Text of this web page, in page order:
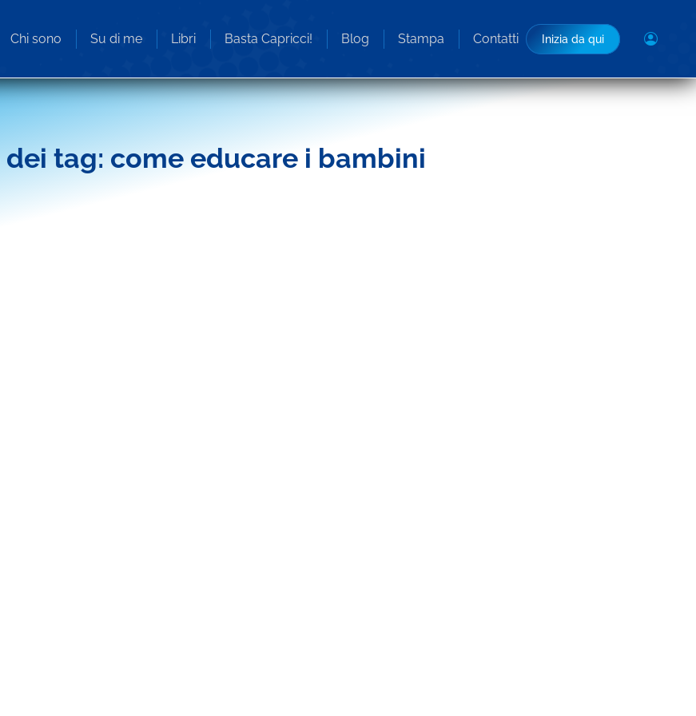
Chi sono Su di me Libri Basta Capricci! Blog Stampa Contatti Inizia da qui
tag: come educare i bambini